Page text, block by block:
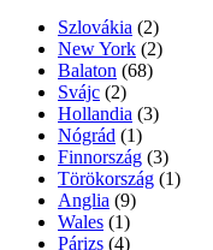
Szlovákia (2)
New York (2)
Balaton (68)
Svájc (2)
Hollandia (3)
Nógrád (1)
Finnország (3)
Törökország (1)
Anglia (9)
Wales (1)
Párizs (4)